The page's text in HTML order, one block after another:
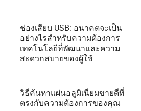
ช่องเสียบ USB: อนาคตจะเป็น
อย่างไรสำหรับความต้องการ
เทคโนโลยีที่พัฒนาและความ
สะดวกสบายของผู้ใช้
วิธีค้นหาแผ่นอลูมิเนียมขายดีที่
ตรงกับความต้องการของคุณ